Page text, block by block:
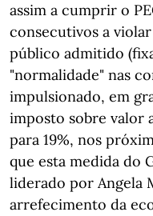
assim a cumprir o
consecutivos a
público admitido
"normalidade" nas
impulsionado, em
imposto sobre valor
para 19%, nos
que esta medida do
liderado por Angela
arrefecimento da